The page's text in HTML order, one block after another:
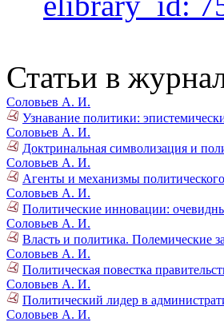
Статьи в
Соловьев А. И.
Узнавание политики:
Соловьев А. И.
Доктринальная символизация и
Соловьев А. И.
Агенты и механизмы
Соловьев А. И.
Политические инновации:
Соловьев А. И.
Власть и политика. Полемические
Соловьев А. И.
Политическая повестка
Соловьев А. И.
Политический лидер в
Соловьев А. И.